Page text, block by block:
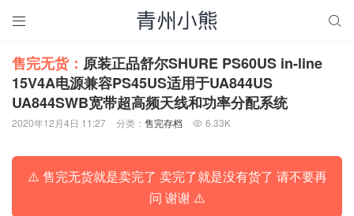
 
售完无货： 原装正品舒尔SHURE PS60US in-line
15V4A电源兼容PS45US适用于UA844US
UA844SWB宽带超高频天线和功率分配系统
2020年12月4日 11:27 分类： 售完存档  6.33K
⚠️ 售完无货就是卖完了 卖完了就是没有货了 请不要再
问 谢谢 ⚠️